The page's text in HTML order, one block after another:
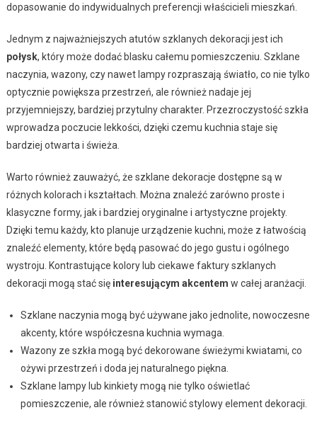
dopasowanie do indywidualnych preferencji właścicieli mieszkań.
Jednym z najważniejszych atutów szklanych dekoracji jest ich
połysk, który może dodać blasku całemu pomieszczeniu. Szklane
naczynia, wazony, czy nawet lampy rozpraszają światło, co nie tylko
optycznie powiększa przestrzeń, ale również nadaje jej
przyjemniejszy, bardziej przytulny charakter. Przezroczystość szkła
wprowadza poczucie lekkości, dzięki czemu kuchnia staje się
bardziej otwarta i świeża.
Warto również zauważyć, że szklane dekoracje dostępne są w
różnych kolorach i kształtach. Można znaleźć zarówno proste i
klasyczne formy, jak i bardziej oryginalne i artystyczne projekty.
Dzięki temu każdy, kto planuje urządzenie kuchni, może z łatwością
znaleźć elementy, które będą pasować do jego gustu i ogólnego
wystroju. Kontrastujące kolory lub ciekawe faktury szklanych
dekoracji mogą stać się interesującym akcentem w całej aranżacji.
Szklane naczynia mogą być używane jako jednolite, nowoczesne
akcenty, które współczesna kuchnia wymaga.
Wazony ze szkła mogą być dekorowane świeżymi kwiatami, co
ożywi przestrzeń i doda jej naturalnego piękna.
Szklane lampy lub kinkiety mogą nie tylko oświetlać
pomieszczenie, ale również stanowić stylowy element dekoracji.